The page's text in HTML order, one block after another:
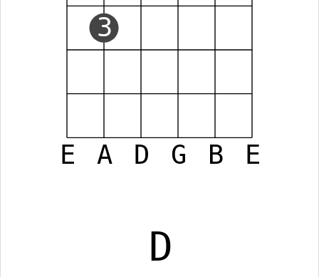
E A D G B E
3
D